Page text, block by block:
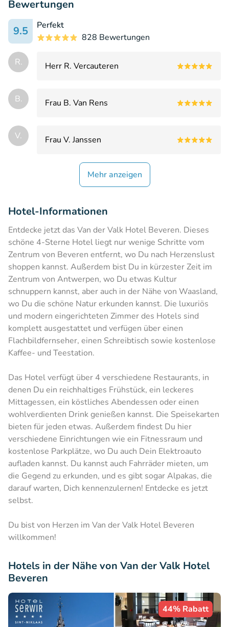
Bewertungen
9.5
Perfekt
828 Bewertungen
R. Herr R. Vercauteren
B. Frau B. Van Rens
V. Frau V. Janssen
Mehr anzeigen
Hotel-Informationen
Entdecke jetzt das Van der Valk Hotel Beveren. Dieses
schöne 4-Sterne Hotel liegt nur wenige Schritte vom
Zentrum von Beveren entfernt, wo Du nach Herzenslust
shoppen kannst. Außerdem bist Du in kürzester Zeit im
Zentrum von Antwerpen, wo Du etwas Kultur
schnuppern kannst, aber auch in der Nähe von Waasland,
wo Du die schöne Natur erkunden kannst. Die luxuriös
und modern eingerichteten Zimmer des Hotels sind
komplett ausgestattet und verfügen über einen
Flachbildfernseher, einen Schreibtisch sowie kostenlose
Kaffee- und Teestation.
Das Hotel verfügt über 4 verschiedene Restaurants, in
denen Du ein reichhaltiges Frühstück, ein leckeres
Mittagessen, ein köstliches Abendessen oder einen
wohlverdienten Drink genießen kannst. Die Speisekarten
bieten für jeden etwas. Außerdem findest Du hier
verschiedene Einrichtungen wie ein Fitnessraum und
kostenlose Parkplätze, wo Du auch Dein Elektroauto
aufladen kannst. Du kannst auch Fahrräder mieten, um
die Gegend zu erkunden, und es gibt sogar Alpakas, die
darauf warten, Dich kennenzulernen! Entdecke es jetzt
selbst.
Du bist von Herzen im Van der Valk Hotel Beveren
willkommen!
Hotels in der Nähe von Van der Valk Hotel
Beveren
44% Rabatt